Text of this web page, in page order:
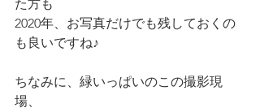
た方も
2020年、お写真だけでも残しておくの
も良いですね♪
ちなみに、緑いっぱいのこの撮影現
場、